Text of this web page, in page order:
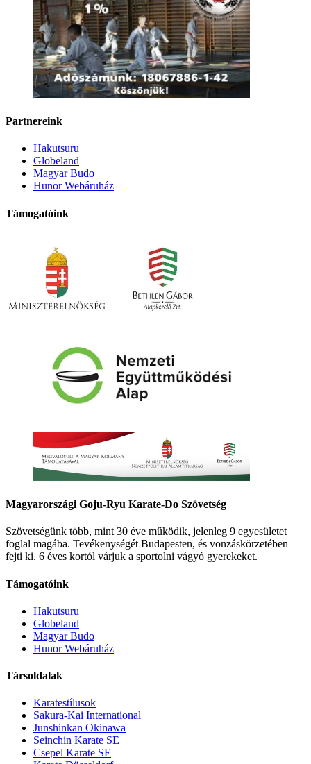
Partnereink
Hakutsuru
Globeland
Magyar Budo
Hunor Webáruház
Támogatóink
Magyarországi Goju-Ryu Karate-Do Szövetség
Szövetségünk több, mint 30 éve működik, jelenleg 9 egyesületet
foglal magába. Tevékenységét Budapesten, és vonzáskörzetében
fejti ki. 6 éves kortól várjuk a sportolni vágyó gyerekeket.
Támogatóink
Hakutsuru
Globeland
Magyar Budo
Hunor Webáruház
Társoldalak
Karatestílusok
Sakura-Kai International
Junshinkan Okinawa
Seinchin Karate SE
Csepel Karate SE